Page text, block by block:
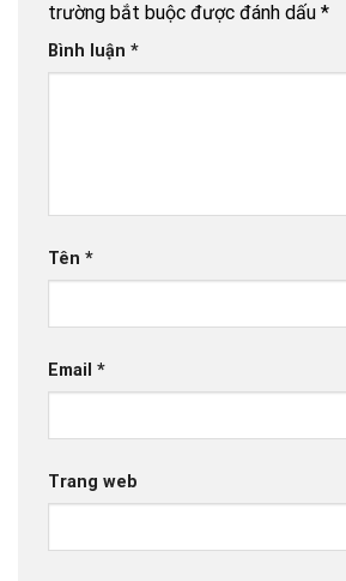
trường bắt buộc được đánh dấu *
Bình luận *
Tên *
Email *
Trang web